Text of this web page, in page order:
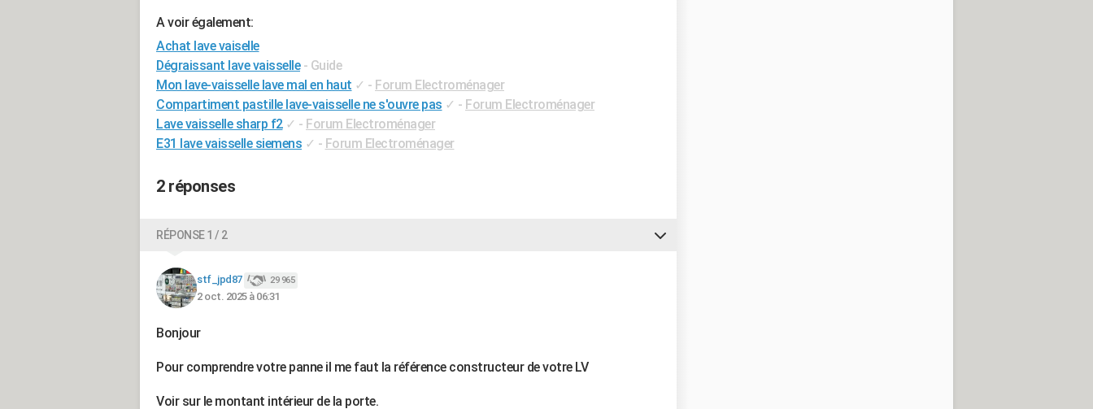
A voir également:
Achat lave vaiselle
Dégraissant lave vaisselle - Guide
Mon lave-vaisselle lave mal en haut ✓ - Forum Electroménager
Compartiment pastille lave-vaisselle ne s'ouvre pas ✓ - Forum Electroménager
Lave vaisselle sharp f2 ✓ - Forum Electroménager
E31 lave vaisselle siemens ✓ - Forum Electroménager
2 réponses
RÉPONSE 1 / 2
stf_jpd87 29 965
2 oct. 2025 à 06:31
Bonjour
Pour comprendre votre panne il me faut la référence constructeur de votre LV
Voir sur le montant intérieur de la porte.